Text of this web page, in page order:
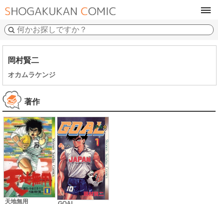
岡村賢二
オカムラケンジ
著作
天地無用